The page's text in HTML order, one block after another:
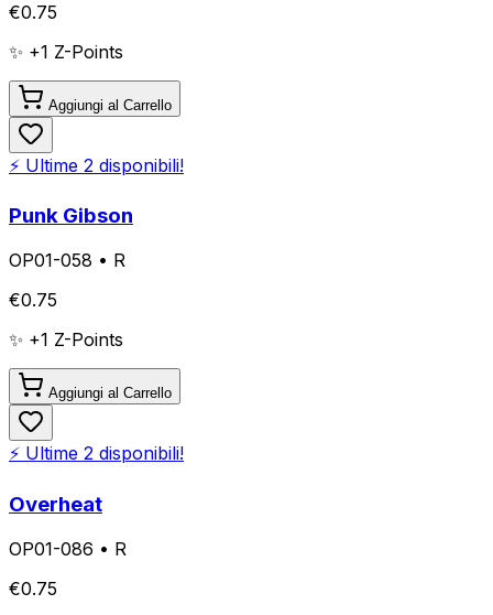
€0.75
✨ +1 Z-Points
Aggiungi al Carrello
⚡ Ultime 2 disponibili!
Punk Gibson
OP01-058 • R
€0.75
✨ +1 Z-Points
Aggiungi al Carrello
⚡ Ultime 2 disponibili!
Overheat
OP01-086 • R
€0.75